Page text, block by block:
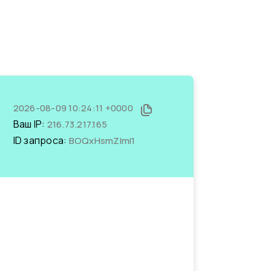
2026-08-09 10:24:11 +0000
Ваш IP: 216.73.217.165
ID запроса: BOQxHsmZlmI1